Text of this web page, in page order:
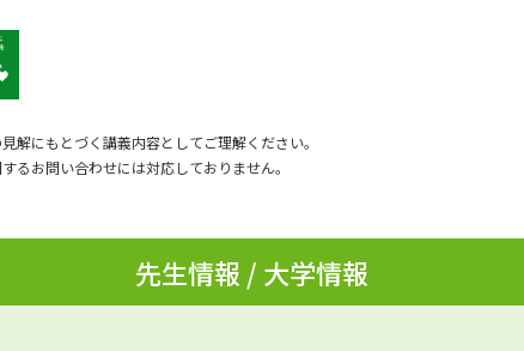
解にもとづく講義内容としてご理解ください。
るお問い合わせには対応しておりません。
先生情報 / 大学情報